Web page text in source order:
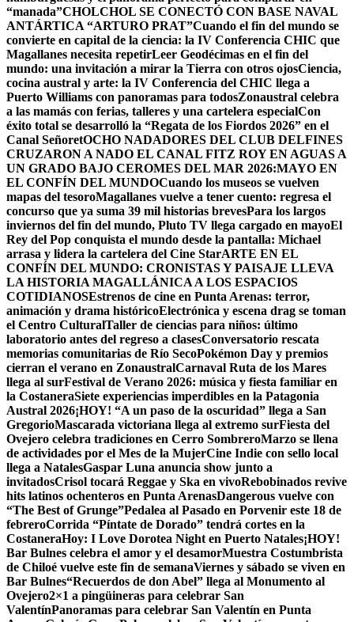
“manada”CHOLCHOL SE CONECTÓ CON BASE NAVAL
ANTÁRTICA “ARTURO PRAT”Cuando el fin del mundo se
convierte en capital de la ciencia: la IV Conferencia CHIC que
Magallanes necesita repetirLeer Geodécimas en el fin del
mundo: una invitación a mirar la Tierra con otros ojosCiencia,
cocina austral y arte: la IV Conferencia del CHIC llega a
Puerto Williams con panoramas para todosZonaustral celebra
a las mamás con ferias, talleres y una cartelera especialCon
éxito total se desarrolló la “Regata de los Fiordos 2026” en el
Canal SeñoretOCHO NADADORES DEL CLUB DELFINES
CRUZARON A NADO EL CANAL FITZ ROY EN AGUAS A
UN GRADO BAJO CEROMES DEL MAR 2026:MAYO EN
EL CONFÍN DEL MUNDOCuando los museos se vuelven
mapas del tesoroMagallanes vuelve a tener cuento: regresa el
concurso que ya suma 39 mil historias brevesPara los largos
inviernos del fin del mundo, Pluto TV llega cargado en mayoEl
Rey del Pop conquista el mundo desde la pantalla: Michael
arrasa y lidera la cartelera del Cine StarARTE EN EL
CONFÍN DEL MUNDO: CRONISTAS Y PAISAJE LLEVA
LA HISTORIA MAGALLÁNICA A LOS ESPACIOS
COTIDIANOSEstrenos de cine en Punta Arenas: terror,
animación y drama históricoElectrónica y escena drag se toman
el Centro CulturalTaller de ciencias para niños: último
laboratorio antes del regreso a clasesConversatorio rescata
memorias comunitarias de Río SecoPokémon Day y premios
cierran el verano en ZonaustralCarnaval Ruta de los Mares
llega al surFestival de Verano 2026: música y fiesta familiar en
la CostaneraSiete experiencias imperdibles en la Patagonia
Austral 2026¡HOY! “A un paso de la oscuridad” llega a San
GregorioMascarada victoriana llega al extremo surFiesta del
Ovejero celebra tradiciones en Cerro SombreroMarzo se llena
de actividades por el Mes de la MujerCine Indie con sello local
llega a NatalesGaspar Luna anuncia show junto a
invitadosCrisol tocará Reggae y Ska en vivoRebobinados revive
hits latinos ochenteros en Punta ArenasDangerous vuelve con
“The Best of Grunge”Pedalea al Pasado en Porvenir este 18 de
febreroCorrida “Píntate de Dorado” tendrá cortes en la
CostaneraHoy: I Love Dorotea Night en Puerto Natales¡HOY!
Bar Bulnes celebra el amor y el desamorMuestra Costumbrista
de Chiloé vuelve este fin de semanaViernes y sábado se viven en
Bar Bulnes“Recuerdos de don Abel” llega al Monumento al
Ovejero2×1 a pingüineras para celebrar San
ValentínPanoramas para celebrar San Valentín en Punta